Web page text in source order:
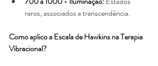
raros, associados a transcendência.
Como aplico a Escala de Hawkins na Terapia
Vibracional?